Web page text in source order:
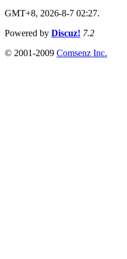
GMT+8, 2026-8-7 02:27.
Powered by Discuz! 7.2
© 2001-2009 Comsenz Inc.